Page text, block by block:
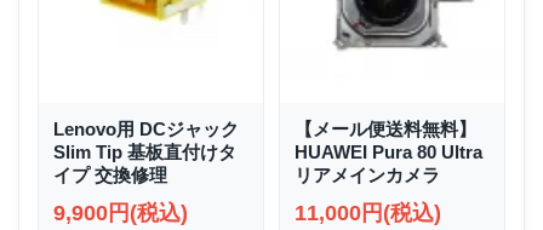
Lenovo用 DCジャック
Slim Tip 基板直付けタ
イプ 交換修理
9,900円(税込)
【メール便送料無料】
HUAWEI Pura 80 Ultra
リアメインカメラ
11,000円(税込)